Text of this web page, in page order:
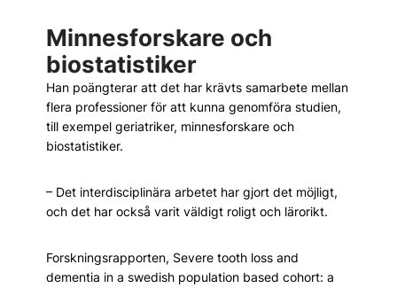
Minnesforskare och
biostatistiker
Han poängterar att det har krävts samarbete mellan
flera professioner för att kunna genomföra studien,
till exempel geriatriker, minnesforskare och
biostatistiker.
– Det interdisciplinära arbetet har gjort det möjligt,
och det har också varit väldigt roligt och lärorikt.
Forskningsrapporten, Severe tooth loss and
dementia in a swedish population based cohort: a